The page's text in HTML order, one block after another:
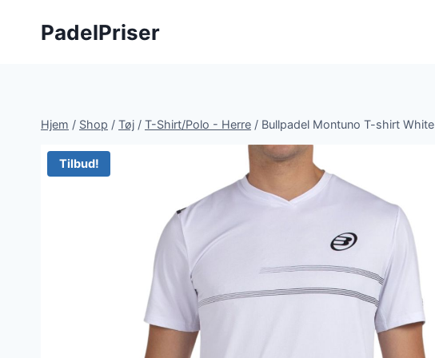
PadelPriser
Hjem / Shop / Tøj / T-Shirt/Polo - Herre / Bullpadel Montuno T-shirt White
Tilbud!